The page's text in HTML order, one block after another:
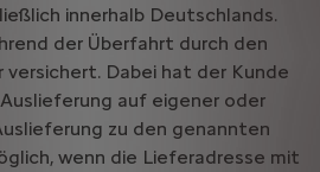
innerhalb Deutschlands.
der Überfahrt durch den
Dabei hat der Kunde
auf eigener oder
zu den genannten
wenn die Lieferadresse mit